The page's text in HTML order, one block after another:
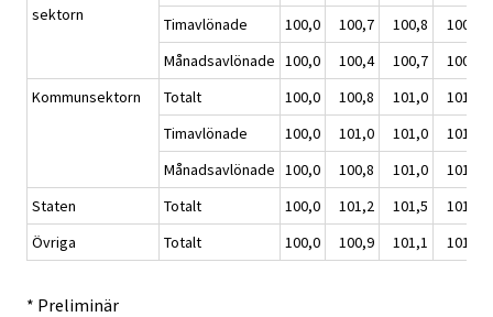
sektorn
Timavlönade
100,0 100,7 100,8
100,8
Månadsavlönade 100,0 100,4 100,7
100,8
Kommunsektorn
Totalt 100,0 100,8 101,0
101,0
Timavlönade
100,0 101,0 101,0
101,0
Månadsavlönade 100,0 100,8 101,0
101,0
Staten
Totalt 100,0 101,2 101,5
101,5
Övriga
Totalt 100,0 100,9 101,1 101,2
* Preliminär